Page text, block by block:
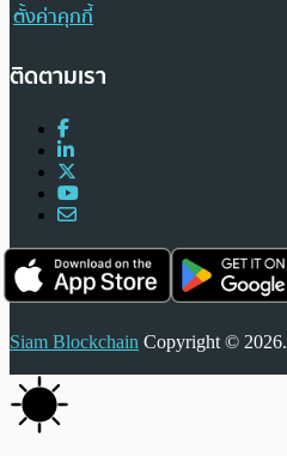
ตั้งค่าคุกกี้
ติดตามเรา
Siam Blockchain Copyright © 2026.